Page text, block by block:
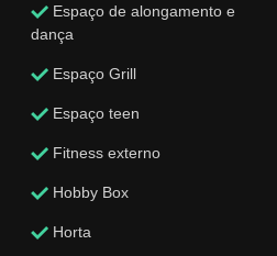
Espaço de alongamento e
dança
Espaço Grill
Espaço teen
Fitness externo
Hobby Box
Horta